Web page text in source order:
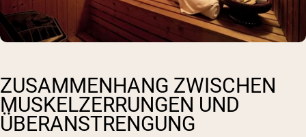
ZUSAMMENHANG ZWISCHEN
MUSKELZERRUNGEN UND
ÜBERANSTRENGUNG